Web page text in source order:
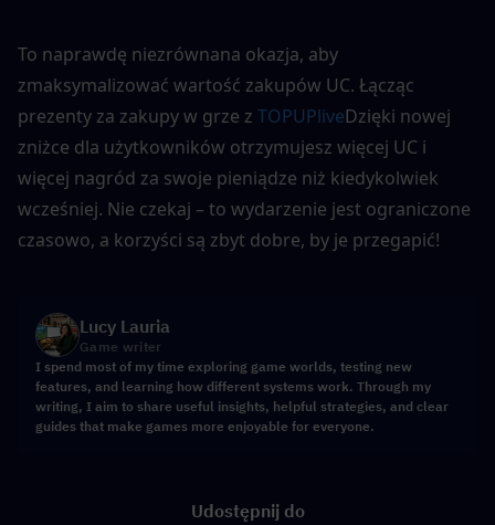
To naprawdę niezrównana okazja, aby
zmaksymalizować wartość zakupów UC. Łącząc
prezenty za zakupy w grze z TOPUPliveDzięki nowej
zniżce dla użytkowników otrzymujesz więcej UC i
więcej nagród za swoje pieniądze niż kiedykolwiek
wcześniej. Nie czekaj – to wydarzenie jest ograniczone
czasowo, a korzyści są zbyt dobre, by je przegapić!
Lucy Lauria
Game writer
I spend most of my time exploring game worlds, testing new
features, and learning how different systems work. Through my
writing, I aim to share useful insights, helpful strategies, and clear
guides that make games more enjoyable for everyone.
Udostępnij do